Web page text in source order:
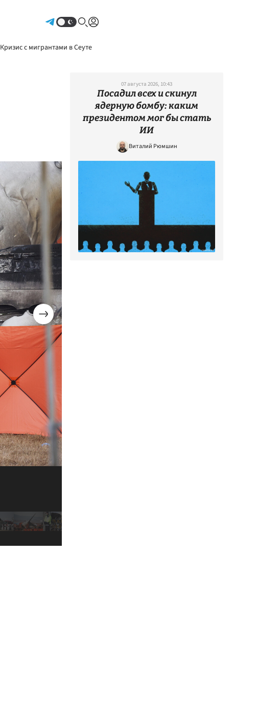
Кризис с мигрантами в Сеуте
07 августа 2026, 10:43
Посадил всех и скинул
ядерную бомбу: каким
президентом мог бы стать
ИИ
Виталий Рюмшин